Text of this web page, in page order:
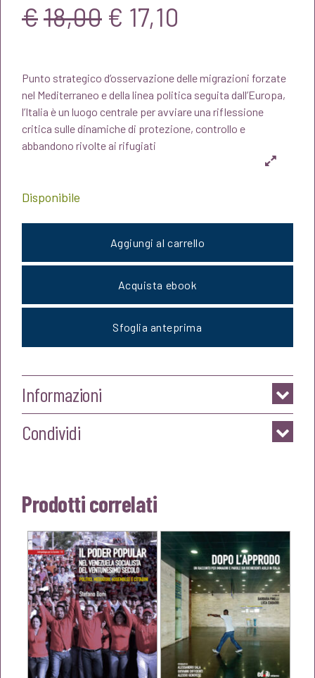
€18,00 Il
originale
era:
€ 17,10
attuale
è:
Punto strategico d’osservazione delle mi­grazioni forzate
nel Mediterraneo e della linea politica seguita dall’Europa,
l’Italia è un luogo centrale per avviare una riflessione
critica sulle dinamiche di protezione, controllo e
abbandono rivolte ai rifugiati
Disponibile
Aggiungi al carrello
Acquista ebook
Sfoglia anteprima
Informazioni
Condividi
Prodotti correlati